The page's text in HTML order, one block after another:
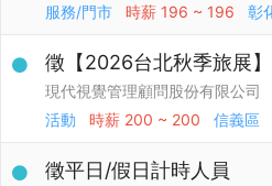
服務/門市
時薪 196 ~ 196 彰
徵【2026台北秋季旅展
現代視覺管理顧問股份有限公司
活動
時薪 200 ~ 200 信義區
徵平日/假日計時人員